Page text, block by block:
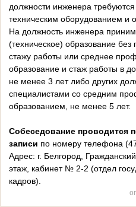
должности инженера
техническим оборудованием и
На должность инженера
(техническое) образование
стажу работы или среднее
образование и стаж работы в
не менее 3 лет либо других
специалистами со средним
образованием, не менее 5 лет.
Собеседование проводится
записи по номеру телефона
Адрес: г. Белгород,
этаж, кабинет № 2-2 (отдел
кадров).